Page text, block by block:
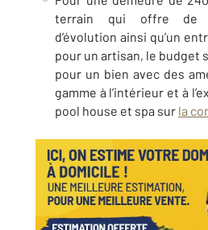
terrain qui offre de
d’évolution ainsi qu’un
pour un artisan, le budget
pour un bien avec des
gamme à l’intérieur et à
pool house et spa sur la